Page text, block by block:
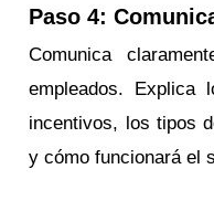
Paso 4:
Comunica
empleados. Explica
incentivos, los tipos
y cómo funcionará el